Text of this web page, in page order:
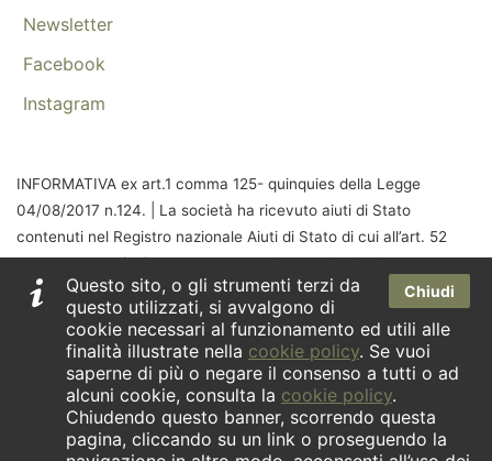
Chiudi
Questo sito, o gli strumenti terzi da
questo utilizzati, si avvalgono di
cookie necessari al funzionamento ed utili alle
finalità illustrate nella cookie policy. Se vuoi
saperne di più o negare il consenso a tutti o ad
alcuni cookie, consulta la cookie policy.
Chiudendo questo banner, scorrendo questa
pagina, cliccando su un link o proseguendo la
Newsletter
Facebook
Instagram
INFORMATIVA ex art.1 comma 125- quinquies della Legge
04/08/2017 n.124. | La società ha ricevuto aiuti di Stato
contenuti nel Registro nazionale Aiuti di Stato di cui all’art. 52
della Legge 24/12/2021 n. 234 che risultano indicati nella
relativa sezione trasparenza a cui si rinvia.
Copyright © 2026 Anticamente SNC di Visentin D. & C. - P.iva